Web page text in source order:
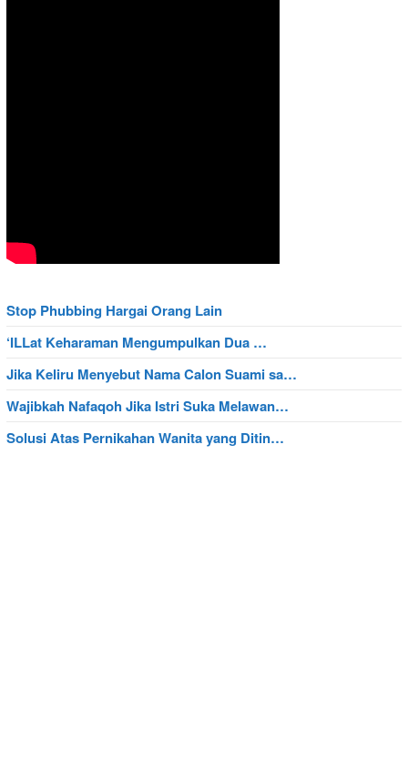
Stop Phubbing Hargai Orang Lain
‘ILLat Keharaman Mengumpulkan Dua …
Jika Keliru Menyebut Nama Calon Suami sa…
Wajibkah Nafaqoh Jika Istri Suka Melawan…
Solusi Atas Pernikahan Wanita yang Ditin…